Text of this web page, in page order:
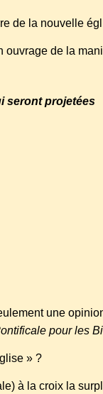
de la nouvelle
ouvrage de la
seront projetées
une
pour les
» ?
à la croix la